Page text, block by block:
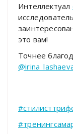
Интеллектуал
это вам!
Точнее